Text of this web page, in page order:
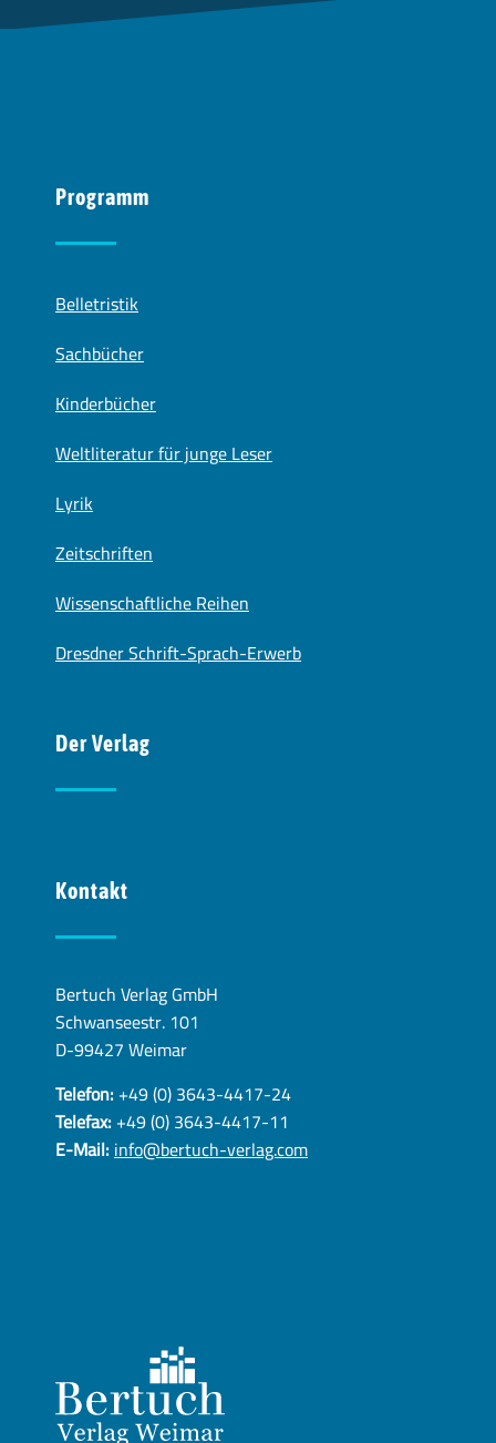
Programm
Belletristik
Sachbücher
Kinderbücher
Weltliteratur für junge Leser
Lyrik
Zeitschriften
Wissenschaftliche Reihen
Dresdner Schrift-Sprach-Erwerb
Der Verlag
Kontakt
Bertuch Verlag GmbH
Schwanseestr. 101
D-99427 Weimar
Telefon:+49 (0) 3643-4417-24
Telefax:+49 (0) 3643-4417-11
E-Mail:info@bertuch-verlag.com